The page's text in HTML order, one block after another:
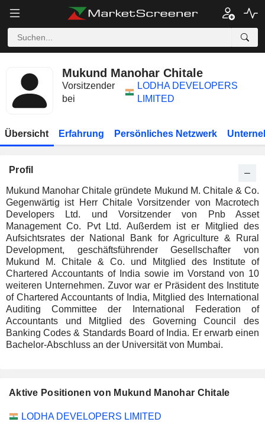
Mukund Manohar Chitale
Vorsitzender
bei
LODHA DEVELOPERS
LIMITED
Übersicht Erfahrung Persönliches Netzwerk
Profil
Mukund Manohar Chitale gründete Mukund M. Chitale & Co.
Gegenwärtig ist Herr Chitale Vorsitzender von Macrotech
Developers Ltd. und Vorsitzender von Pnb Asset
Management Co. Pvt Ltd. Außerdem ist er Mitglied des
Aufsichtsrates der National Bank for Agriculture & Rural
Development, geschäftsführender Gesellschafter von
Mukund M. Chitale & Co. und Mitglied des Institute of
Chartered Accountants of India sowie im Vorstand von 10
weiteren Unternehmen. Zuvor war er Präsident des Institute
of Chartered Accountants of India, Mitglied des International
Auditing Committee der International Federation of
Accountants und Mitglied des Governing Council des
Banking Codes & Standards Board of India. Er erwarb einen
Bachelor-Abschluss an der Universität von Mumbai.
Aktive Positionen von Mukund Manohar Chitale
Unternehmen Position Beginn
LODHA DEVELOPERS LIMITED